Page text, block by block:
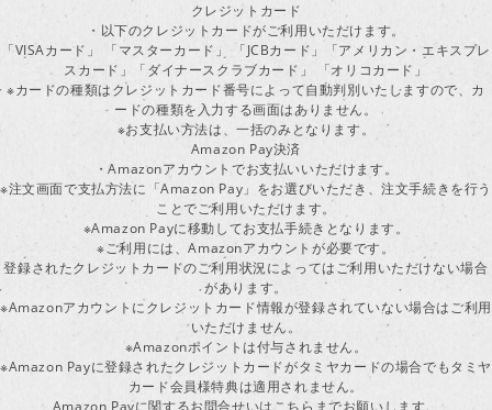
クレジットカード
・以下のクレジットカードがご利用いただけます。
「VISAカード」 「マスターカード」 「JCBカード」「アメリカン・エキスプレ
スカード」「ダイナースクラブカード」 「オリコカード」
※カードの種類はクレジットカード番号によって自動判別いたしますので、カ
ードの種類を入力する画面はありません。
※お支払い方法は、一括のみとなります。
Amazon Pay決済
・Amazonアカウントでお支払いいただけます。
※注文画面で支払方法に「Amazon Pay」をお選びいただき、注文手続きを行う
ことでご利用いただけます。
※Amazon Payに移動してお支払手続きとなります。
※ご利用には、Amazonアカウントが必要です。
登録されたクレジットカードのご利用状況によってはご利用いただけない場合
があります。
※Amazonアカウントにクレジットカード情報が登録されていない場合はご利用
いただけません。
※Amazonポイントは付与されません。
※Amazon Payに登録されたクレジットカードがタミヤカードの場合でもタミヤ
カード会員様特典は適用されません。
Amazon Payに関するお問合せいはこちらまでお願いします。